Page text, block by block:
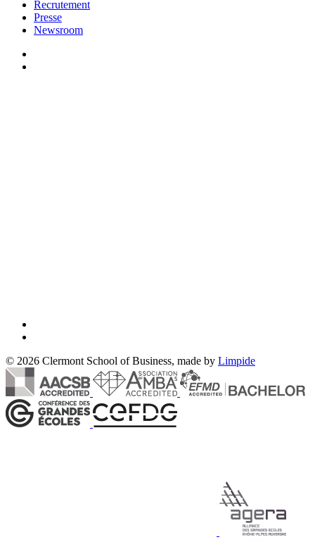
Recrutement
Presse
Newsroom
© 2026 Clermont School of Business, made by Limpide